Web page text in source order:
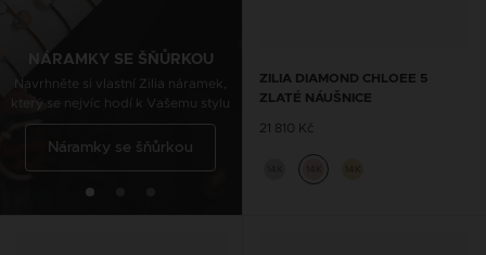
NÁRAMKY SE ŠŇŮRKOU
Navrhněte si vlastní Zilia náramek,
který se nejvíc hodí k Vašemu stylu
Náramky se šňůrkou
Řetízky na kotník se
ZILIA DIAMOND CHLOEE 5
ZLATÉ NÁUŠNICE
21 810 Kč